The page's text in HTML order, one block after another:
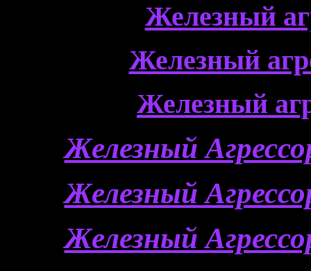
Железный
Железный
Железный
Железный
Железный
Железный